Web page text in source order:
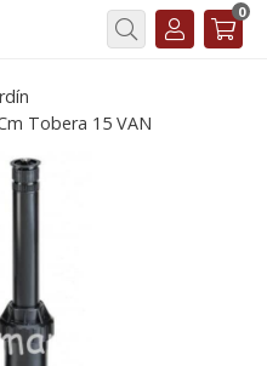
Buscar
0
Tobera 15 VAN